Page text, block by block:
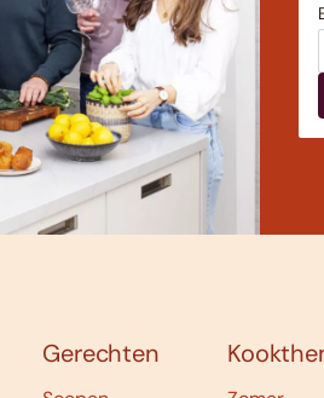
Gerechten